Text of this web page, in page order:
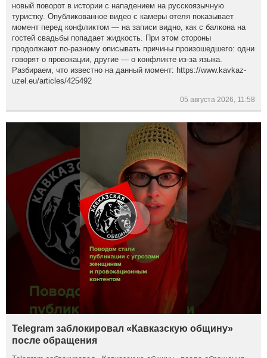
новый поворот в истории с нападением на русскоязычную
туристку. Опубликованное видео с камеры отеля показывает
момент перед конфликтом — на записи видно, как с балкона на
гостей свадьбы попадает жидкость. При этом стороны
продолжают по-разному описывать причины произошедшего: одни
говорят о провокации, другие — о конфликте из-за языка.
Разбираем, что известно на данный момент: https://www.kavkaz-
uzel.eu/articles/425492
05 августа 2026, 11:58
Telegram заблокировал «Кавказскую общину»
после обращения